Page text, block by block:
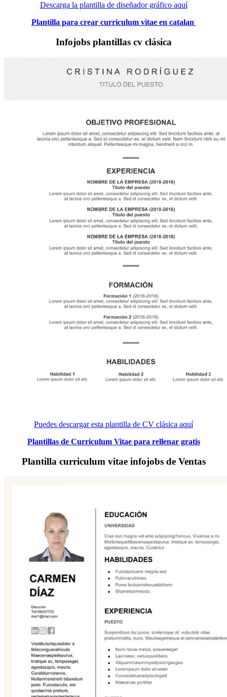
Descarga la plantilla de diseñador gráfico aquí
Plantilla para crear curriculum vitae en catalan
Infojobs plantillas cv clásica
Puedes descargar esta plantilla de CV clásica aquí
Plantillas de Curriculum Vitae para rellenar gratis
Plantilla curriculum vitae infojobs de Ventas